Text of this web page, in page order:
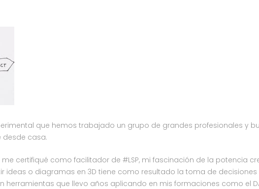
que hemos trabajado un grupo de grandes profesionales y
desde casa.
certifiqué como facilitador de #LSP, mi fascinación de la potencia
ideas o diagramas en 3D tiene como resultado la toma de
que llevo años aplicando en mis formaciones como el